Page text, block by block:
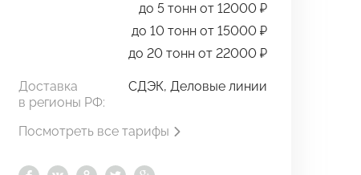
до 5 тонн от 12000 ₽
до 10 тонн от 15000 ₽
до 20 тонн от 22000 ₽
Доставка
в регионы РФ:
СДЭК, Деловые линии
Посмотреть все тарифы